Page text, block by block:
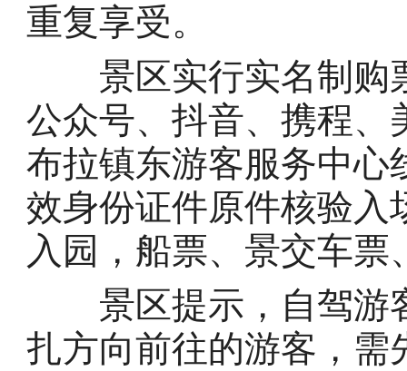
重复享受。
景区实行实名制购
公众号、抖音、携程、
布拉镇东游客服务中心
效身份证件原件核验入
入园，船票、景交车
景区提示，自驾游
扎方向前往的游客，需